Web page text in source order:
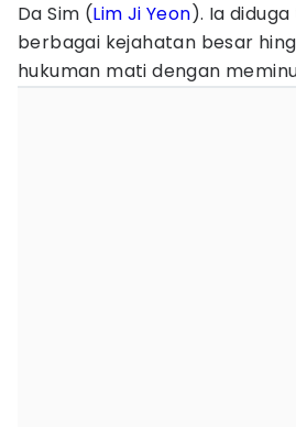
Da Sim (Lim Ji Yeon). Ia
berbagai kejahatan besar
hukuman mati dengan